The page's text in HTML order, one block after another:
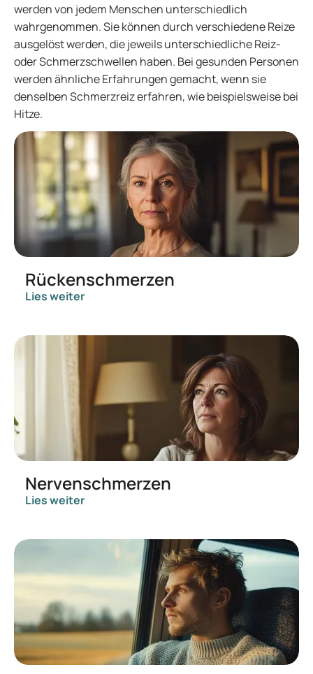
werden von jedem Menschen unterschiedlich
wahrgenommen. Sie können durch verschiedene Reize
ausgelöst werden, die jeweils unterschiedliche Reiz-
oder Schmerzschwellen haben. Bei gesunden Personen
werden ähnliche Erfahrungen gemacht, wenn sie
denselben Schmerzreiz erfahren, wie beispielsweise bei
Hitze.
Rückenschmerzen
Lies weiter
Nervenschmerzen
Lies weiter